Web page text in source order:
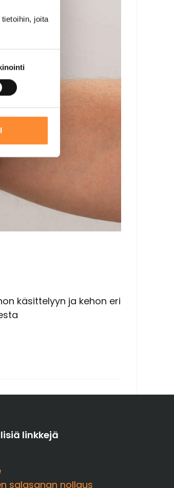
joita
käsittelyyn ja kehon eri
linkkejä
salasanan nollaus